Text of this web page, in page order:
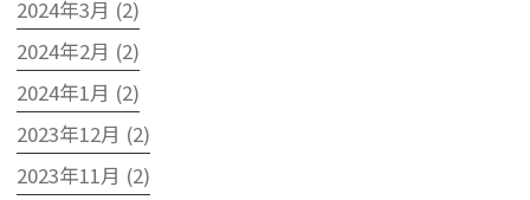
2024年3月 (2)
2024年2月 (2)
2024年1月 (2)
2023年12月 (2)
2023年11月 (2)